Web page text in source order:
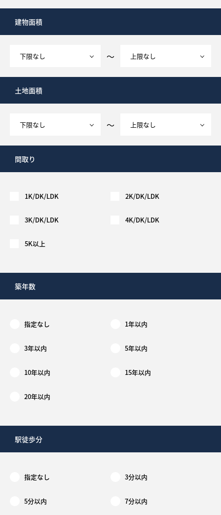
建物面積
～
土地面積
～
間取り
1K/DK/LDK 2K/DK/LDK
3K/DK/LDK 4K/DK/LDK
5K以上
築年数
指定なし 1年以内
3年以内 5年以内
10年以内 15年以内
20年以内
駅徒歩分
指定なし 3分以内
5分以内 7分以内